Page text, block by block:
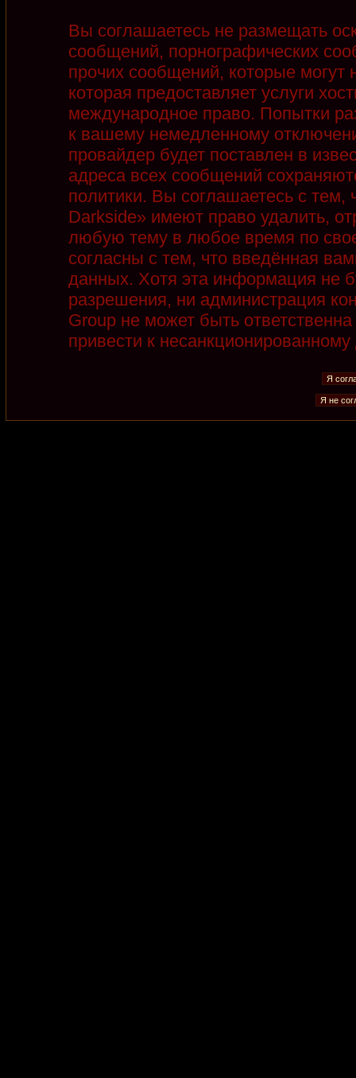
Вы соглашаетесь не размещать
сообщений, порнографических
прочих сообщений, которые
которая предоставляет услуги
международное право. Попытки
к вашему немедленному
провайдер будет поставлен в
адреса всех сообщений
политики. Вы соглашаетесь с
Darkside» имеют право удалить,
любую тему в любое время по
согласны с тем, что введённая
данных. Хотя эта информация не
разрешения, ни администрация
Group не может быть
привести к несанкционированному